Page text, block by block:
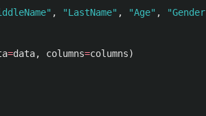
" , "LastName" , "Age" , "Gender
=data, columns=columns)